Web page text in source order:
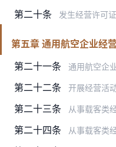
第二十条 发生经营许可证遗失、损毁、灭失等情况的
第五章 通用航空企业经
第二十一条
通用航空企业开展经营性通
第二十二条 开展经营活动前，通用航空企业应当按照民航
第二十三条 从事载客类经营活动的通用航
第二十四条 从事载客类经营活动的通用航空企业，应当按